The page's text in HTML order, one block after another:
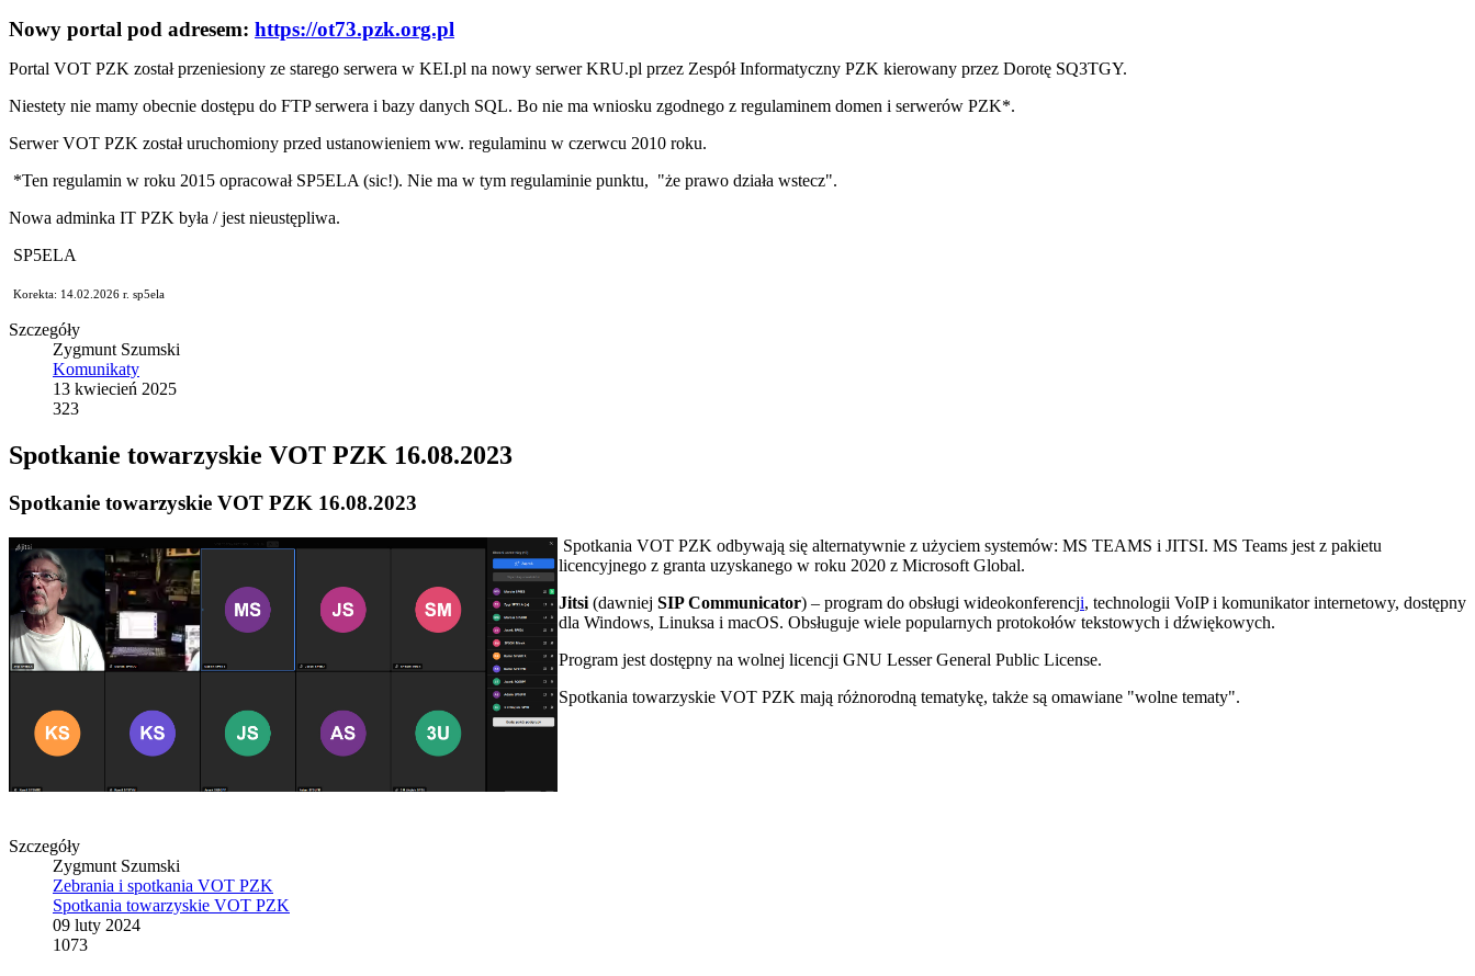
Nowy portal pod adresem: https://ot73.pzk.org.pl
Portal VOT PZK został przeniesiony ze starego serwera w KEI.pl na nowy serwer KRU.pl przez Zespół Informatyczny PZK kierowany przez Dorotę SQ3TGY.
Niestety nie mamy obecnie dostępu do FTP serwera i bazy danych SQL. Bo nie ma wniosku zgodnego z regulaminem domen i serwerów PZK*.
Serwer VOT PZK został uruchomiony przed ustanowieniem ww. regulaminu w czerwcu 2010 roku.
*Ten regulamin w roku 2015 opracował SP5ELA (sic!). Nie ma w tym regulaminie punktu, "że prawo działa wstecz".
Nowa adminka IT PZK była / jest nieustępliwa.
SP5ELA
Korekta: 14.02.2026 r. sp5ela
Szczegóły
Zygmunt Szumski
Komunikaty
13 kwiecień 2025
323
Spotkanie towarzyskie VOT PZK 16.08.2023
Spotkanie towarzyskie VOT PZK 16.08.2023
Spotkania VOT PZK odbywają się alternatywnie z użyciem systemów: MS TEAMS i JITSI. MS Teams jest z pakietu
licencyjnego z granta uzyskanego w roku 2020 z Microsoft Global.
Jitsi (dawniej SIP Communicator) – program do obsługi wideokonferencji, technologii VoIP i komunikator internetowy, dostępny
dla Windows, Linuksa i macOS. Obsługuje wiele popularnych protokołów tekstowych i dźwiękowych.
Program jest dostępny na wolnej licencji GNU Lesser General Public License.
Spotkania towarzyskie VOT PZK mają różnorodną tematykę, także są omawiane "wolne tematy".
Szczegóły
Zygmunt Szumski
Zebrania i spotkania VOT PZK
Spotkania towarzyskie VOT PZK
09 luty 2024
1073